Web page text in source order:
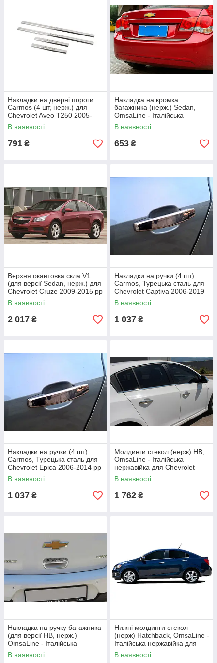
Накладки на дверні пороги
Carmos (4 шт, нерж.) для
Chevrolet Aveo T250 2005-
2011 рр
В наявності
791 ₴
Накладка на кромка
багажника (нерж.) Sedan,
OmsaLine - Італійська
нержавейка для Chevrolet
Cruze 2009-2015 рр
В наявності
653 ₴
Верхня окантовка скла V1
(для версії Sedan, нерж.) для
Chevrolet Cruze 2009-2015 рр
В наявності
2 017 ₴
Накладки на ручки (4 шт)
Carmos, Турецька сталь для
Chevrolet Captiva 2006-2019
рр
В наявності
1 037 ₴
Накладки на ручки (4 шт)
Carmos, Турецька сталь для
Chevrolet Epica 2006-2014 рр
В наявності
1 037 ₴
Молдинги стекол (нерж) HB,
OmsaLine - Італійська
нержавійка для Chevrolet
Cruze 2009-2015 рр
В наявності
1 762 ₴
Накладка на ручку багажника
(для версії HB, нерж.)
OmsaLine - Італійська
нержавійка для Chevrolet
Cruze 2009-2015 рр
В наявності
Нижні молдинги стекол
(нерж) Hatchback, OmsaLine -
Італійська нержавійка для
Chevrolet Aveo T300 2011-
2020 рр
В наявності